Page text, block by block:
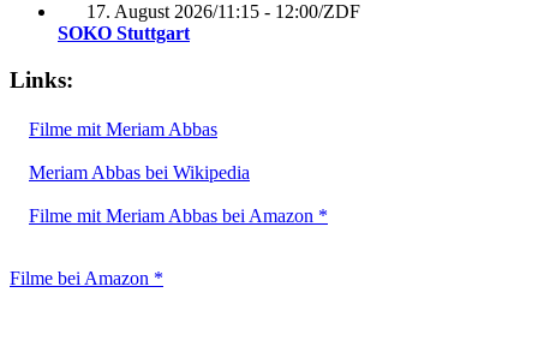
17. August 2026/11:15 - 12:00/ZDF
SOKO Stuttgart
Links:
Filme mit Meriam Abbas
Meriam Abbas bei Wikipedia
Filme mit Meriam Abbas bei Amazon *
Filme bei Amazon *